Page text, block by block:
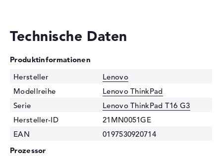
Technische Daten
Produktinformationen
Hersteller
Lenovo
Modellreihe
Lenovo ThinkPad
Serie
Lenovo ThinkPad T16 G3
Hersteller-ID
21MN0051GE
EAN
0197530920714
Prozessor